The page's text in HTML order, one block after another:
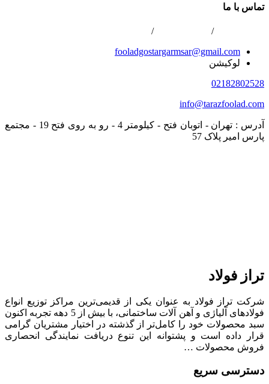
تماس با ما
/
/
fooladgostargarmsar@gmail.com
لوکیشن
02182802528
info@tarazfoolad.com
آدرس : تهران - اتوبان فتح - کیلومتر 4 - رو به روی فتح 19 - مجتمع
پارس امیر پلاک 57
تراز فولاد
شرکت تراز فولاد به عنوان یکی از قدیمی‌ترین مراکز توزیع انواع
فولادهای آلیاژی و آهن آلات ساختمانی، با بیش از 5 دهه تجربه اکنون
سبد محصولات خود را کامل‌تر از گذشته در اختیار مشتریان گرامی
قرار داده است و پشتوانه این تنوع دریافت نمایندگی انحصاری
فروش محصولات …
دسترسی سریع